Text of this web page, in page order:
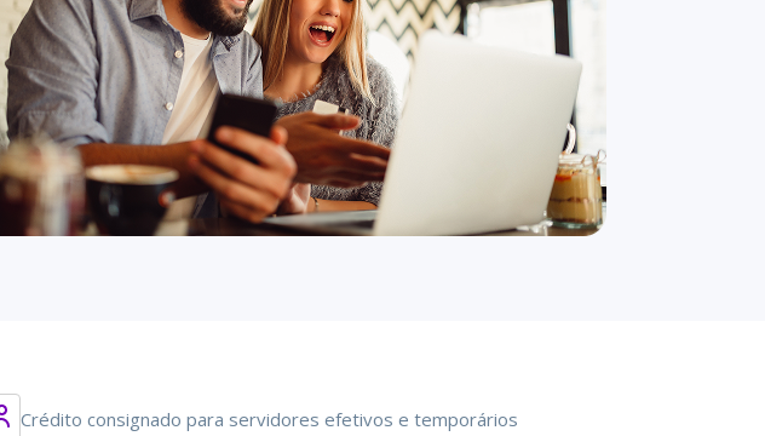
Crédito consignado para servidores efetivos e temporários